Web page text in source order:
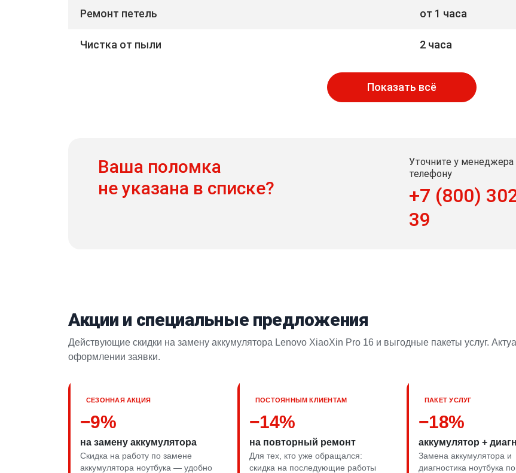
Ремонт петель от 1 часа
Чистка от пыли 2 часа
Показать всё
Ваша поломка
не указана в списке?
Уточните у менеджера
телефону
+7 (800)
39
Акции и специальные предложения
Действующие скидки на замену аккумулятора Lenovo XiaoXin Pro 16 и выгодные пакеты услуг.
оформлении заявки.
СЕЗОННАЯ АКЦИЯ
−9%
на замену аккумулятора
Скидка на работу по замене
аккумулятора ноутбука — удобно
ПОСТОЯННЫМ КЛИЕНТАМ
−14%
на повторный ремонт
Для тех, кто уже обращался:
скидка на последующие работы
ПАКЕТ УСЛУГ
−18%
аккумулятор +
Замена аккумулятора и
диагностика ноутбука по